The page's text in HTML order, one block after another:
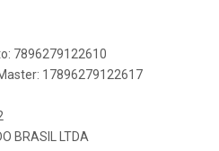
7896279122610
17896279122617
BRASIL LTDA